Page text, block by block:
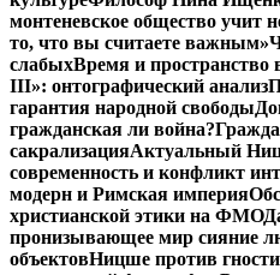
монтеневское общество учит
то, что вы считаете важным»
слабыхВремя и пространство
III»: онтографический анализ
гарантия народной свободы
гражданская ли война?
сакрализацияАктуальный
современность и конфликт
модерн и Римская империя
христианской этики на ФМО
пронизывающее мир сияние
объектовНицше против